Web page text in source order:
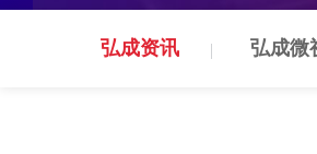
弘成资讯 弘成微